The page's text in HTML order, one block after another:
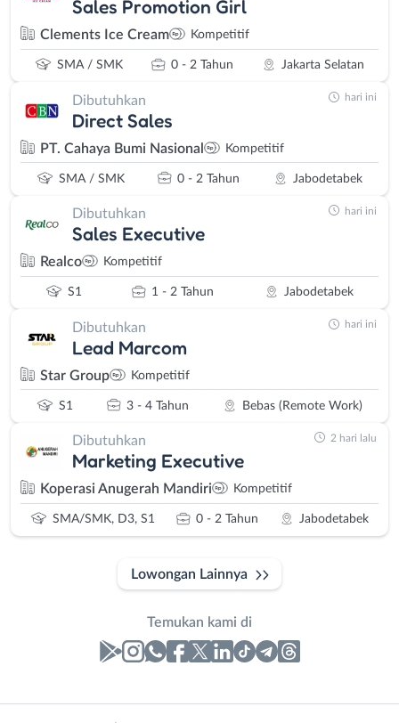
Sales Promotion Girl
Clements Ice Cream Kompetitif
SMA / SMK 0 - 2 Tahun Jakarta Selatan
Dibutuhkan
Direct Sales
PT. Cahaya Bumi Nasional Kompetitif
SMA / SMK 0 - 2 Tahun Jabodetabek
hari ini
Dibutuhkan
Sales Executive
Realco Kompetitif
S1 1 - 2 Tahun Jabodetabek
hari ini
Dibutuhkan
Lead Marcom
Star Group Kompetitif
S1 3 - 4 Tahun Bebas (Remote Work)
hari ini
Dibutuhkan
Marketing Executive
Koperasi Anugerah Mandiri Kompetitif
SMA/SMK, D3, S1 0 - 2 Tahun Jabodetabek
2 hari lalu
Lowongan Lainnya
Temukan kami di